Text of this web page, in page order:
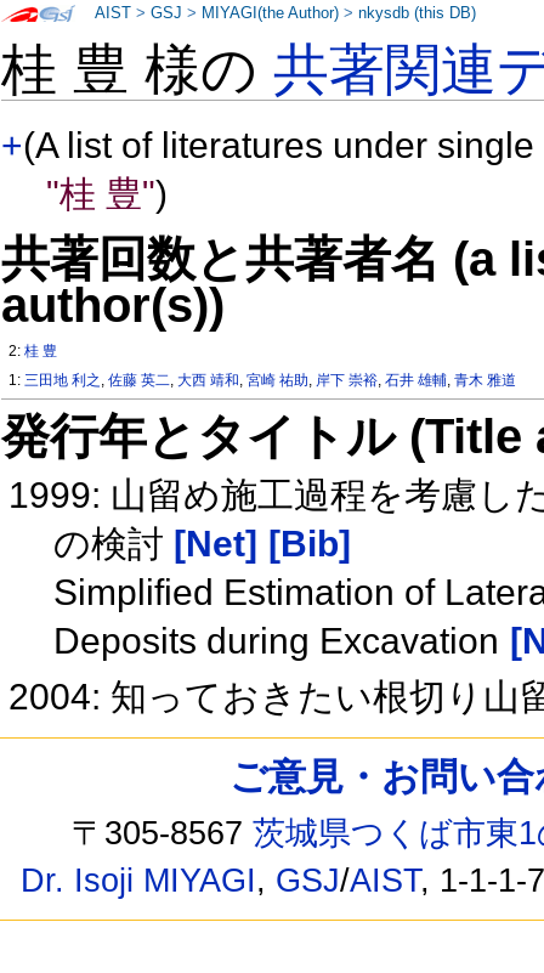
桂 豊 様の共著関連
+(A list of literatures under
"桂 豊")
共著回数と共著者名 (a
author(s))
2:桂 豊
1:三田地 利之 ,佐藤 英二,大西 靖和,宮崎 祐助, 岸下 崇裕,石井 雄輔,青木 雅道
発行年とタイトル
1999: 山留め施工過程を考慮し
の検討 [Net] [Bib]
Simplified Estimation of
Deposits during Excavation
2004: 知っておきたい根切り山
AIST >GSJ > MIYAGI(the Author) >nkysdb (this DB)
ご意見・お問い
〒305-8567茨城県つくば市東
Dr. Isoji MIYAGI, GSJ/AIST, 1-1-1-